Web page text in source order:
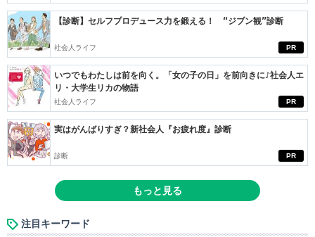
PR
【診断】セルフプロデュース力を鍛える！ “ジブン観”診断
社会人ライフ
PR
いつでもわたしは前を向く。「女の子の日」を前向きに♪社会人エ
リ・大学生リカの物語
社会人ライフ
PR
実はがんばりすぎ？新社会人『お疲れ度』診断
診断
もっと見る
注目キーワード